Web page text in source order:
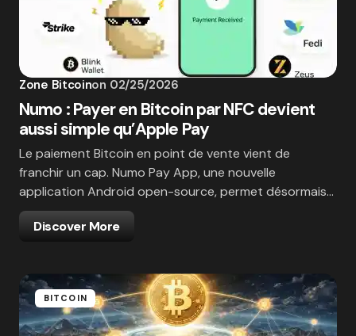
Zone Bitcoinon 02/25/2026
Numo : Payer en Bitcoin par NFC devient
aussi simple qu’Apple Pay
Le paiement Bitcoin en point de vente vient de
franchir un cap. Numo Pay App, une nouvelle
application Android open-source, permet désormais…
Discover More
BITCOIN